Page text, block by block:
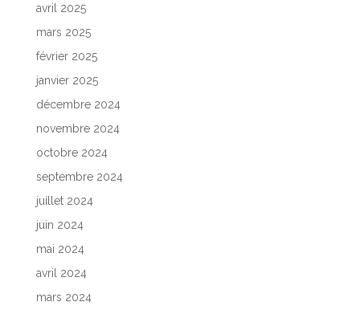
avril 2025
mars 2025
février 2025
janvier 2025
décembre 2024
novembre 2024
octobre 2024
septembre 2024
juillet 2024
juin 2024
mai 2024
avril 2024
mars 2024